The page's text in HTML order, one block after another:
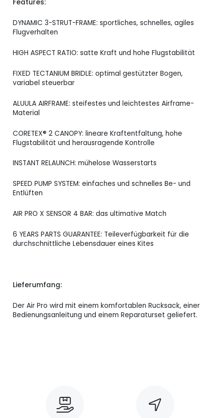
Features:
DYNAMIC 3-STRUT-FRAME: sportliches, schnelles, agiles
Flugverhalten
HIGH ASPECT RATIO: satte Kraft und hohe Flugstabilität
FIXED TECTANIUM BRIDLE: optimal gestützter Bogen,
variabel steuerbar
ALUULA AIRFRAME: steifestes und leichtestes Airframe-
Material
CORETEX® 2 CANOPY: lineare Kraftentfaltung, hohe
Flugstabilität und herausragende Kontrolle
INSTANT RELAUNCH: mühelose Wasserstarts
SPEED PUMP SYSTEM: einfaches und schnelles Be- und
Entlüften
AIR PRO X SENSOR 4 BAR: das ultimative Match
6 YEARS PARTS GUARANTEE: Teileverfügbarkeit für die
durchschnittliche Lebensdauer eines Kites
Lieferumfang:
Der Air Pro wird mit einem komfortablen Rucksack, einer
Bedienungsanleitung und einem Reparaturset geliefert.